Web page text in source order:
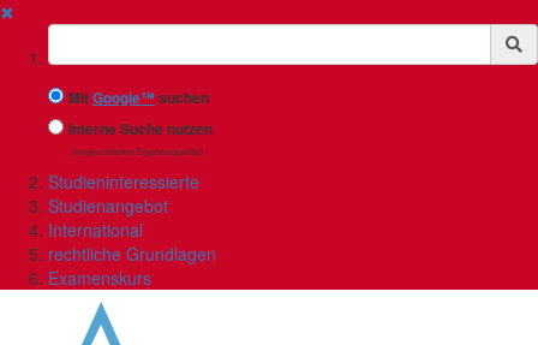
✖
Suchbegriff
MitGoogle™suchen
Interne Suche nutzen
(eingeschränkte Ergebnisqualität)
Studieninteressierte
Studienangebot
International
rechtliche Grundlagen
Examenskurs